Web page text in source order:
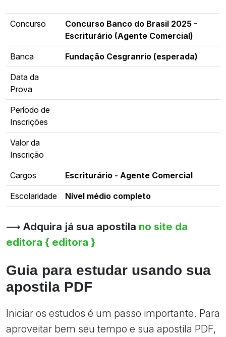
Concurso
Concurso Banco do Brasil 2025 -
Escriturário (Agente Comercial)
Banca Fundação Cesgranrio (esperada)
Data da
Prova
Período de
Inscrições
Valor da
Inscrição
Cargos Escriturário - Agente Comercial
Escolaridade Nível médio completo
⟶ Adquira já sua apostila no site da
editora { editora }
Guia para estudar usando sua
apostila PDF
Iniciar os estudos é um passo importante. Para
aproveitar bem seu tempo e sua apostila PDF,